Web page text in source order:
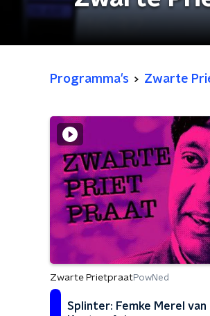
Programma's Zwarte
Zwarte PrietpraatPowNed
Splinter: Femke Merel van